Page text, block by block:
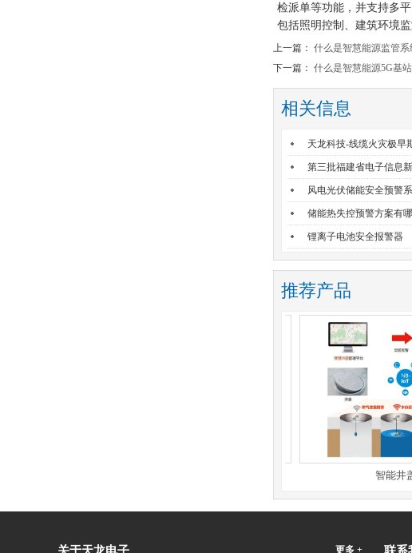
检派单等功能，并支持多
包括照明控制、建筑环境
上一篇： 什么是智慧能源监管
下一篇： 什么是智慧能源5G基
相关信息
天龙科技-线缆火灾极早
第三批福建省电子信息
风电光伏储能安全预警
储能热失控预警方案有
锂离子电池安全报警器
推荐产品
智能井盖
更多 +